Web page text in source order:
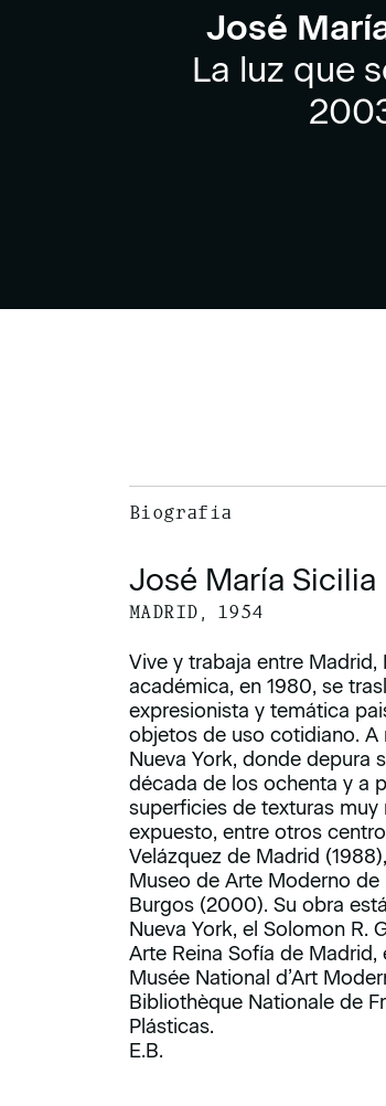
José
La luz que
Biografía
José María Sicilia
MADRID, 1954
Vive y trabaja entre
académica, en 1980, se
expresionista y temática
objetos de uso cotidiano.
Nueva York, donde depura
década de los ochenta y a
superficies de texturas
expuesto, entre otros
Velázquez de Madrid
Museo de Arte Moderno de
Burgos (2000). Su obra
Nueva York, el Solomon R.
Arte Reina Sofía de Madrid,
Musée National d’Art
Bibliothèque Nationale de
Plásticas.
E.B.